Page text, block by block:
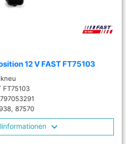
12 V FAST FT75103
FT75103
87570